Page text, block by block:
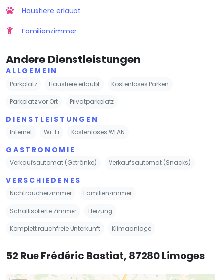
Haustiere erlaubt
Familienzimmer
Andere Dienstleistungen
ALLGEMEIN
Parkplatz Haustiere erlaubt Kostenloses Parken
Parkplatz vor Ort Privatparkplatz
DIENSTLEISTUNGEN
Internet Wi-Fi Kostenloses WLAN
GASTRONOMIE
Verkaufsautomat (Getränke) Verkaufsautomat (Snacks)
VERSCHIEDENES
Nichtraucherzimmer Familienzimmer
Schallisolierte Zimmer Heizung
Komplett rauchfreie Unterkunft Klimaanlage
52 Rue Frédéric Bastiat, 87280 Limoges